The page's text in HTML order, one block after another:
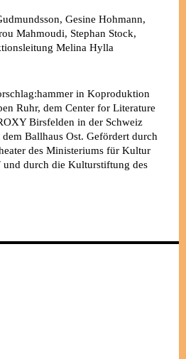
Gesine Hohmann,
Mahmoudi, Stephan Stock,
Melina Hylla
in Koproduktion
Ruhr, dem Center for Literature
Birsfelden in der Schweiz
Ballhaus Ost. Gefördert durch
des Ministeriums für Kultur
und durch die Kulturstiftung des